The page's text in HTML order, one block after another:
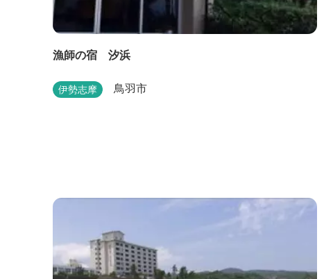
漁師の宿 汐浜
伊勢志摩 鳥羽市